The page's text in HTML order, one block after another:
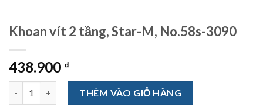
Khoan vít 2 tầng, Star-M, No.58s-3090
438.900 ₫
Khoan vít 2 tầng, Star-M, No.58s-3090 số lượng
THÊM VÀO GIỎ HÀNG